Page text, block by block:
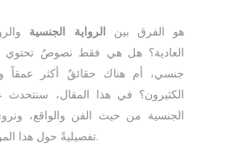
ما zwj هو الفرق بين الرواية الجنسية
العادية؟ هل هي فقط نصوصٌ تحتوي
جنسي، أم هناك حقائقٌ أكثر عمقاً
الكثيرون؟ في هذا المقال، سنتحدث
الجنسية من حيث الفن والواقع،
تفصيليةً حول هذا الموضوع المعقد.